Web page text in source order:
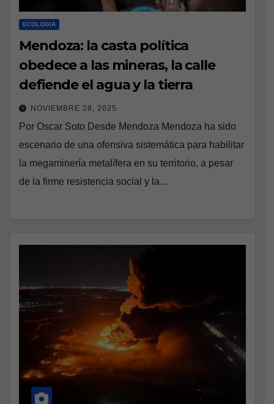
ECOLOGIA
Mendoza: la casta política
obedece a las mineras, la calle
defiende el agua y la tierra
NOVIEMBRE 28, 2025
Por Oscar Soto Desde Mendoza Mendoza ha sido
escenario de una ofensiva sistemática para habilitar
la megaminería metalífera en su territorio, a pesar
de la firme resistencia social y la…